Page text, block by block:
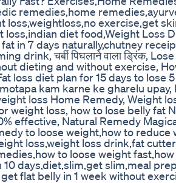
remedies,home
loss,weightloss,no exercise,get
loss,indian diet food,Weight Loss
in 7 days naturally,chutney
drink, चर्बी पिघलाने वाला ड्रिंक,
dieting and without exercise,
loss diet plan for 15 days to lose
kam karne ke gharelu
loss Home Remedy, Weight
weight loss, how to lose belly fat
effective, Natural Remedy
to loose weight,how to
loss,weight loss drink,fat
to loose weight
10 days,diet,slim,get slim,meal
flat belly in 1 week without